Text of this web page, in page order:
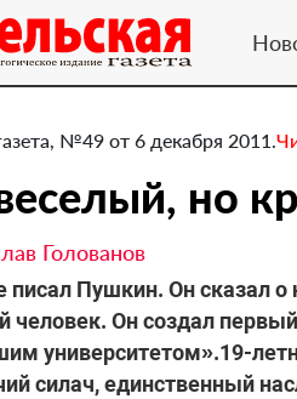
№49 от 6 декабря 2011.
но
Голованов
писал Пушкин. Он сказал
человек. Он создал
университетом».19-
силач, единственный